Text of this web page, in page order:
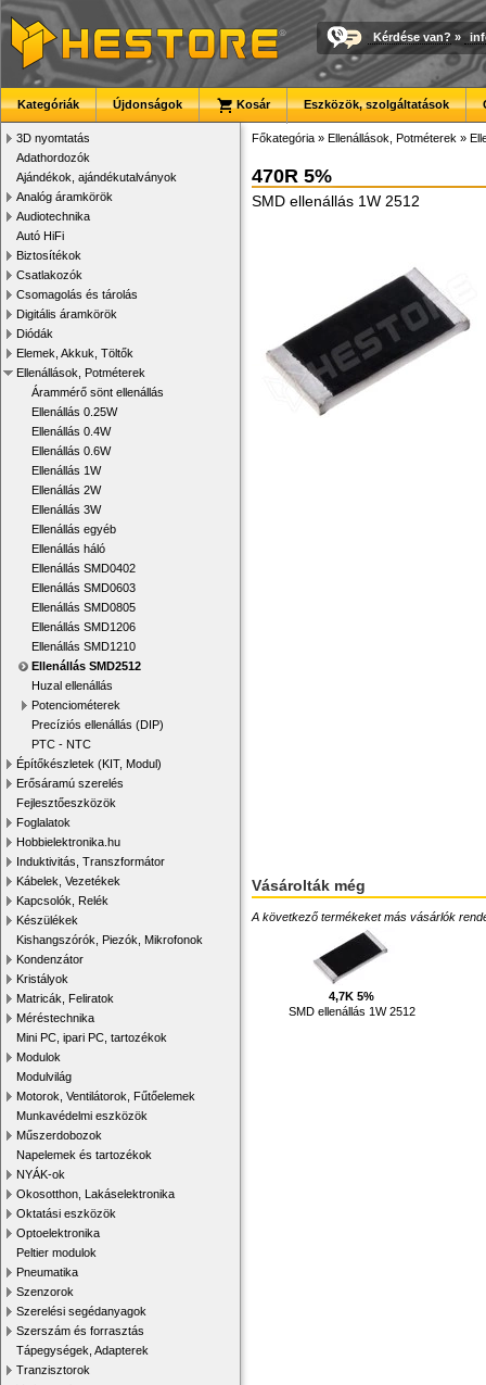
Kérdése van? »
Kategóriák Újdonságok Kosár Eszközök, szolgáltatások
3D nyomtatás
Adathordozók
Ajándékok, ajándékutalványok
Analóg áramkörök
Audiotechnika
Autó HiFi
Biztosítékok
Csatlakozók
Csomagolás és tárolás
Digitális áramkörök
Diódák
Elemek, Akkuk, Töltők
Ellenállások, Potméterek
Árammérő sönt ellenállás
Ellenállás 0.25W
Ellenállás 0.4W
Ellenállás 0.6W
Ellenállás 1W
Ellenállás 2W
Ellenállás 3W
Ellenállás egyéb
Ellenállás háló
Ellenállás SMD0402
Ellenállás SMD0603
Ellenállás SMD0805
Ellenállás SMD1206
Ellenállás SMD1210
Ellenállás SMD2512
Huzal ellenállás
Potenciométerek
Precíziós ellenállás (DIP)
PTC - NTC
Építőkészletek (KIT, Modul)
Erősáramú szerelés
Fejlesztőeszközök
Foglalatok
Hobbielektronika.hu
Induktivitás, Transzformátor
Kábelek, Vezetékek
Kapcsolók, Relék
Készülékek
Kishangszórók, Piezók, Mikrofonok
Kondenzátor
Kristályok
Matricák, Feliratok
Méréstechnika
Mini PC, ipari PC, tartozékok
Modulok
Modulvilág
Motorok, Ventilátorok, Fűtőelemek
Munkavédelmi eszközök
Műszerdobozok
Napelemek és tartozékok
NYÁK-ok
Okosotthon, Lakáselektronika
Oktatási eszközök
Optoelektronika
Peltier modulok
Pneumatika
Szenzorok
Szerelési segédanyagok
Szerszám és forrasztás
Tápegységek, Adapterek
Tranzisztorok
Főkategória » Ellenállások, Potméterek »
470R 5%
SMD ellenállás 1W 2512
Vásárolták még
A következő termékeket más vásárlók
4,7K 5%
SMD ellenállás 1W 2512